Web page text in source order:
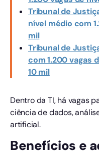
Tribunal de
nível médio com
mil
Tribunal de
com 1.200 vagas
10 mil
Dentro da TI, há vagas
ciência de dados,
artificial.
Benefícios e